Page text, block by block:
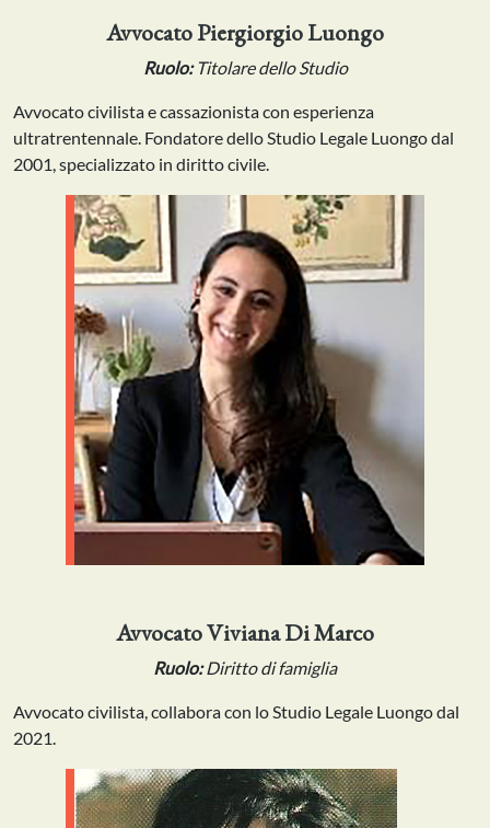
Avvocato Piergiorgio Luongo
Ruolo:Titolare dello Studio
Avvocato civilista e cassazionista con esperienza
ultratrentennale. Fondatore dello Studio Legale Luongo dal
2001, specializzato in diritto civile.
Avvocato Viviana Di Marco
Ruolo:Diritto di famiglia
Avvocato civilista, collabora con lo Studio Legale Luongo dal
2021.